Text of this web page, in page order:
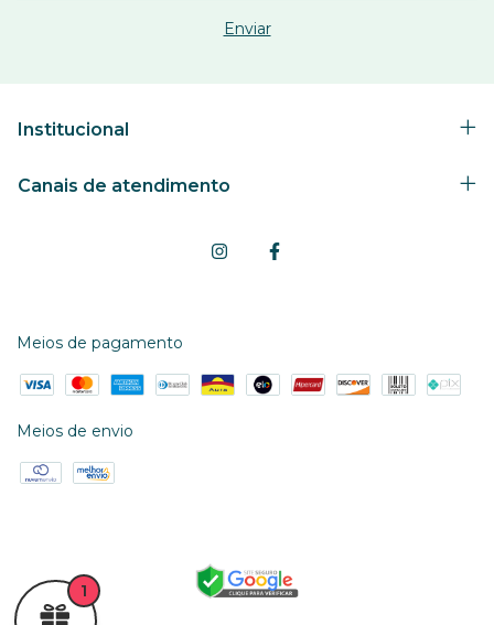
Institucional
Canais de atendimento
Meios de pagamento
Meios de envio
1